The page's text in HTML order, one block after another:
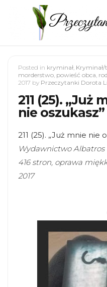
Posted in kryminał, Kryminał/
morderstwo, powieść obca,
2017 by Przeczytanki Dorota
211 (25). „Już
nie
211 (25). „Już mnie nie
Wydawnictwo Albatros
416 stron, oprawa
2017